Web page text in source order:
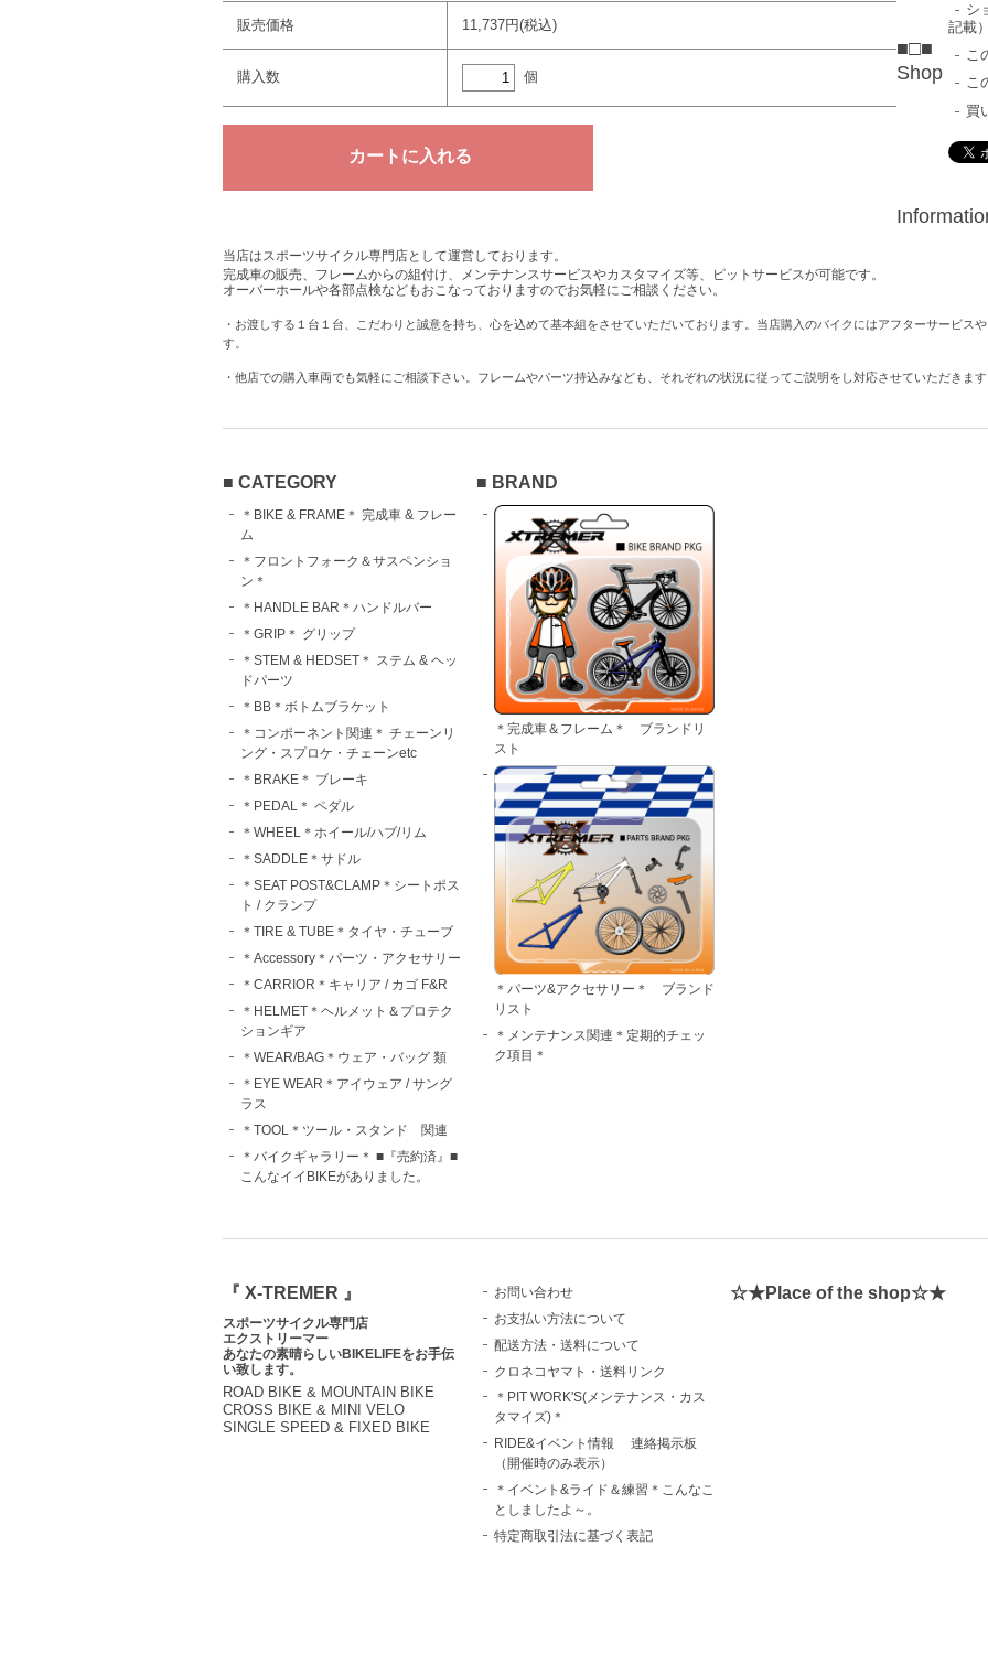
販売価格 11,737円(税込)
購入数 個
シ
記載）
こ
こ
買
■□■
Shop
当店はスポーツサイクル専門店として運営しております。
完成車の販売、フレームからの組付け、メンテナンスサービスやカスタマイズ等、ピットサービスが可能です。
オーバーホールや各部点検などもおこなっておりますのでお気軽にご相談ください。
・お渡しする１台１台、こだわりと誠意を持ち、心を込めて基本組をさせていただいております。当店購入のバイクにはアフターサービス
す。
・他店での購入車両でも気軽にご相談下さい。フレームやパーツ持込みなども、それぞれの状況に従ってご説明をし対応させていただきます
■ CATEGORY
＊BIKE & FRAME＊ 完成車 & フレー
ム
＊フロントフォーク＆サスペンショ
ン＊
＊HANDLE BAR＊ハンドルバー
＊GRIP＊ グリップ
＊STEM & HEDSET＊ ステム & ヘッ
ドパーツ
＊BB＊ボトムブラケット
＊コンポーネント関連＊ チェーンリ
ング・スプロケ・チェーンetc
＊BRAKE＊ ブレーキ
＊PEDAL＊ ペダル
＊WHEEL＊ホイール/ハブ/リム
＊SADDLE＊サドル
＊SEAT POST&CLAMP＊シートポス
ト / クランプ
＊TIRE & TUBE＊タイヤ・チューブ
＊Accessory＊パーツ・アクセサリー
＊CARRIOR＊キャリア / カゴ F&R
＊HELMET＊ヘルメット＆プロテク
ションギア
＊WEAR/BAG＊ウェア・バッグ 類
＊EYE WEAR＊アイウェア / サング
ラス
＊TOOL＊ツール・スタンド 関連
＊バイクギャラリー＊ ■『売約済』■
こんなイイBIKEがありました。
■ BRAND
＊完成車＆フレーム＊ ブランドリ
スト
＊パーツ&アクセサリー＊ ブランド
リスト
＊メンテナンス関連＊定期的チェッ
ク項目＊
『 X-TREMER 』
スポーツサイクル専門店
エクストリーマー
あなたの素晴らしいBIKELIFEをお手伝
い致します。
ROAD BIKE & MOUNTAIN BIKE
CROSS BIKE & MINI VELO
SINGLE SPEED & FIXED BIKE
お問い合わせ
お支払い方法について
配送方法・送料について
クロネコヤマト・送料リンク
＊PIT WORK'S(メンテナンス・カス
タマイズ)＊
RIDE&イベント情報 連絡掲示板
（開催時のみ表示）
＊イベント&ライド＆練習＊こんなこ
としましたよ～。
特定商取引法に基づく表記
☆★Place of the shop☆★